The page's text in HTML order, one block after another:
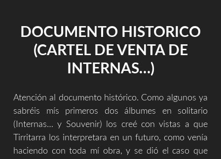
DOCUMENTO HISTORICO
(CARTEL DE VENTA DE
INTERNAS…)
Atención al documento histórico. Como algunos ya
sabréis mís primeros dos álbumes en solitario
(Internas… y Souvenir) los creé con vistas a que
Tirritarra los interpretara en un futuro, como venía
haciendo con toda mí obra, y se dió el caso que